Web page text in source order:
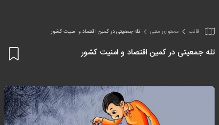
قالب محتوای متنی تله جمعیتی در کمین اقتصاد و امنیت کشور
تله جمعیتی در کمین اقتصاد و امنیت کشور